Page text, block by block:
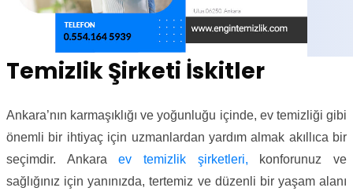
Temizlik Şirketi İskitler
Ankara’nın karmaşıklığı ve yoğunluğu içinde, ev temizliği gibi
önemli bir ihtiyaç için uzmanlardan yardım almak akıllıca bir
seçimdir. Ankaraev temizlik şirketleri, konforunuz ve
sağlığınız için yanınızda, tertemiz ve düzenli bir yaşam alanı